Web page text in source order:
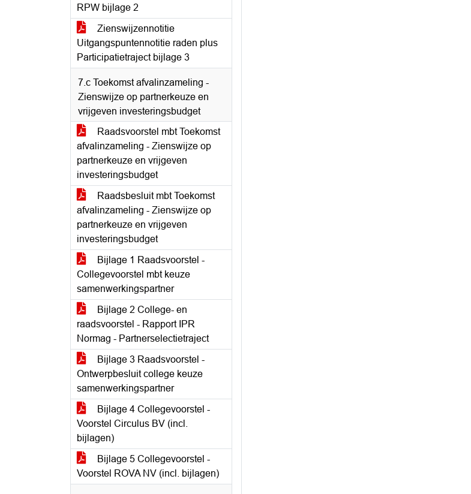
RPW bijlage 2
Zienswijzennotitie
Uitgangspuntennotitie raden plus
Participatietraject bijlage 3
7.c Toekomst afvalinzameling -
Zienswijze op partnerkeuze en
vrijgeven investeringsbudget
Raadsvoorstel mbt Toekomst
afvalinzameling - Zienswijze op
partnerkeuze en vrijgeven
investeringsbudget
Raadsbesluit mbt Toekomst
afvalinzameling - Zienswijze op
partnerkeuze en vrijgeven
investeringsbudget
Bijlage 1 Raadsvoorstel -
Collegevoorstel mbt keuze
samenwerkingspartner
Bijlage 2 College- en
raadsvoorstel - Rapport IPR
Normag - Partnerselectietraject
Bijlage 3 Raadsvoorstel -
Ontwerpbesluit college keuze
samenwerkingspartner
Bijlage 4 Collegevoorstel -
Voorstel Circulus BV (incl.
bijlagen)
Bijlage 5 Collegevoorstel -
Voorstel ROVA NV (incl. bijlagen)